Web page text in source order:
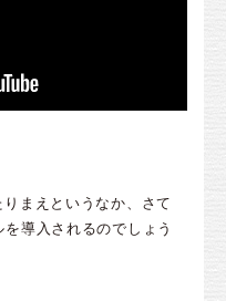
まえというなか、さて
導入されるのでしょう